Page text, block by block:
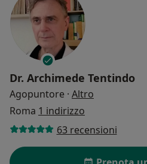
Dr. Archimede Tentindo
Agopuntore · Altro
Roma 1 indirizzo
63 recensioni